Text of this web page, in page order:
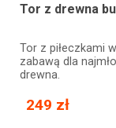
Tor z drewna
Tor z piłeczkami
zabawą dla
drewna.
249 zł